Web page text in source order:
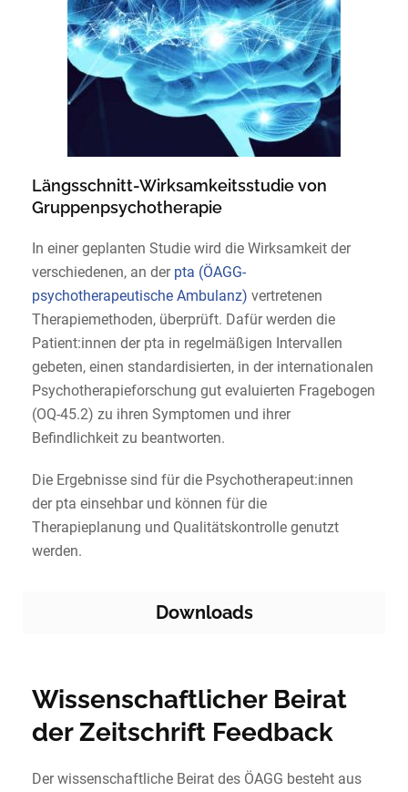
Längsschnitt-Wirksamkeitsstudie von
Gruppenpsychotherapie
In einer geplanten Studie wird die Wirksamkeit der
verschiedenen, an der pta (ÖAGG-
psychotherapeutische Ambulanz) vertretenen
Therapiemethoden, überprüft. Dafür werden die
Patient:innen der pta in regelmäßigen Intervallen
gebeten, einen standardisierten, in der internationalen
Psychotherapieforschung gut evaluierten Fragebogen
(OQ-45.2) zu ihren Symptomen und ihrer
Befindlichkeit zu beantworten.
Die Ergebnisse sind für die Psychotherapeut:innen
der pta einsehbar und können für die
Therapieplanung und Qualitätskontrolle genutzt
werden.
Downloads
Wissenschaftlicher Beirat
der Zeitschrift Feedback
Der wissenschaftliche Beirat des ÖAGG besteht aus